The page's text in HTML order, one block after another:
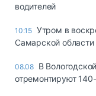
водителей
10:15 Утром в
Самарской
08.08 В
отремонтируют